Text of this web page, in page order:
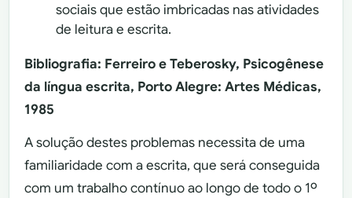
sociais que estão imbricadas nas atividades
de leitura e escrita.
Bibliografia: Ferreiro e Teberosky, Psicogênese
da língua escrita, Porto Alegre: Artes Médicas,
1985
A solução destes problemas necessita de uma
familiaridade com a escrita, que será conseguida
com um trabalho contínuo ao longo de todo o 1º